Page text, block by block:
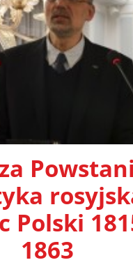
Polski
1863